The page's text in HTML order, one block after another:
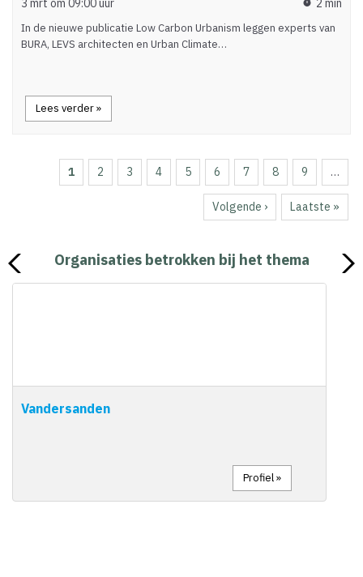
3 mrt om 09:00 uur timer 2 min
In de nieuwe publicatie Low Carbon Urbanism leggen experts van
BURA, LEVS architecten en Urban Climate…
Lees verder »
PagineringHuidige
pagina
1 Page
2 Page
3 Page
4 Page
5 Page
6 Page
7 Page
8 Page
9 …
Volgende
pagina
Volgende ›
Laatste
pagina
Laatste »
Organisaties betrokken bij het thema
Vandersanden
Profiel »